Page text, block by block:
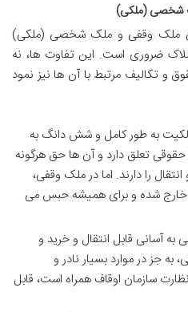
شخصی (ملکی)
ملک وقفی و ملک شخصی (ملکی)
ضروری است. این تفاوت ها، نه
و تکالیف مرتبط با آن ها نیز نمود
به طور کامل و شش دانگ به
تعلق دارد و آن ها حق هرگونه
را دارند. اما در ملک وقفی،
شده و برای همیشه حبس می
آسانی قابل انتقال و خرید و
جز در موارد بسیار نادر و
سازمان اوقاف همراه است، قابل